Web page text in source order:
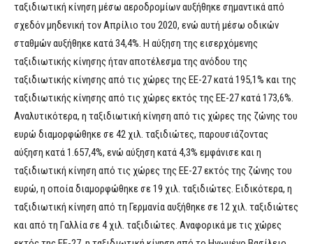
ταξιδιωτική κίνηση μέσω αεροδρομίων αυξήθηκε σημαντικά από
σχεδόν μηδενική τον Απρίλιο του 2020, ενώ αυτή μέσω οδικών
σταθμών αυξήθηκε κατά 34,4%. Η αύξηση της εισερχόμενης
ταξιδιωτικής κίνησης ήταν αποτέλεσμα της ανόδου της
ταξιδιωτικής κίνησης από τις χώρες της ΕΕ-27 κατά 195,1% και της
ταξιδιωτικής κίνησης από τις χώρες εκτός της ΕΕ-27 κατά 173,6%.
Αναλυτικότερα, η ταξιδιωτική κίνηση από τις χώρες της ζώνης του
ευρώ διαμορφώθηκε σε 42 χιλ. ταξιδιώτες, παρουσιάζοντας
αύξηση κατά 1.657,4%, ενώ αύξηση κατά 4,3% εμφάνισε και η
ταξιδιωτική κίνηση από τις χώρες της ΕΕ-27 εκτός της ζώνης του
ευρώ, η οποία διαμορφώθηκε σε 19 χιλ. ταξιδιώτες. Ειδικότερα, η
ταξιδιωτική κίνηση από τη Γερμανία αυξήθηκε σε 12 χιλ. ταξιδιώτες
και από τη Γαλλία σε 4 χιλ. ταξιδιώτες. Αναφορικά με τις χώρες